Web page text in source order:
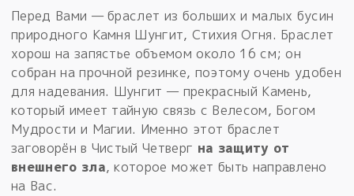
Перед Вами — браслет из больших и малых бусин
природного Камня Шунгит, Стихия Огня. Браслет
хорош на запястье объемом около 16 см; он
собран на прочной резинке, поэтому очень удобен
для надевания. Шунгит — прекрасный Камень,
который имеет тайную связь с Велесом, Богом
Мудрости и Магии. Именно этот браслет
заговорён в Чистый Четверг на защиту от
внешнего зла, которое может быть направлено
на Вас.